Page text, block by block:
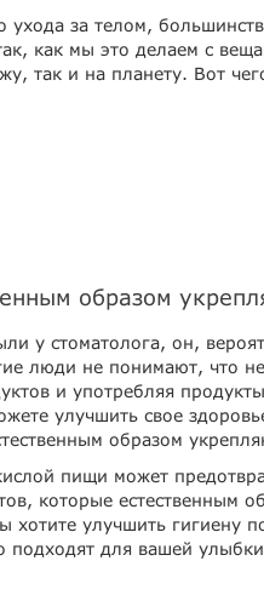
ухода за телом,
как мы это делаем с
так и на планету. Вот
образом
у стоматолога, он,
люди не понимают, что
и употребляя
улучшить свое
образом
пищи может
которые естественным
улучшить гигиену
подходят для вашей